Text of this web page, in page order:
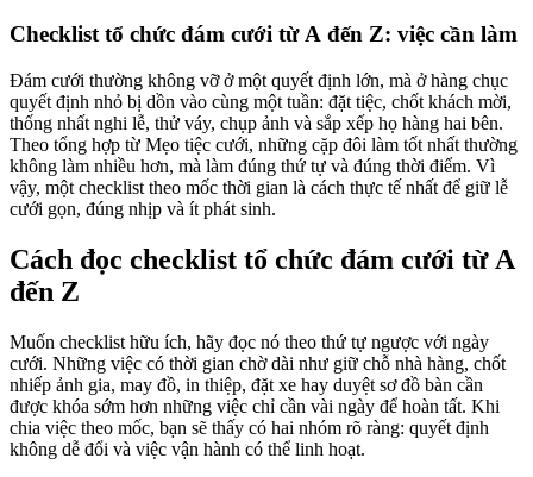
Checklist tổ chức đám cưới từ A đến Z: việc cần làm
Đám cưới thường không vỡ ở một quyết định lớn, mà ở hàng chục
quyết định nhỏ bị dồn vào cùng một tuần: đặt tiệc, chốt khách mời,
thống nhất nghi lễ, thử váy, chụp ảnh và sắp xếp họ hàng hai bên.
Theo tổng hợp từ Mẹo tiệc cưới, những cặp đôi làm tốt nhất thường
không làm nhiều hơn, mà làm đúng thứ tự và đúng thời điểm. Vì
vậy, một checklist theo mốc thời gian là cách thực tế nhất để giữ lễ
cưới gọn, đúng nhịp và ít phát sinh.
Cách đọc checklist tổ chức đám cưới từ A
đến Z
Muốn checklist hữu ích, hãy đọc nó theo thứ tự ngược với ngày
cưới. Những việc có thời gian chờ dài như giữ chỗ nhà hàng, chốt
nhiếp ảnh gia, may đồ, in thiệp, đặt xe hay duyệt sơ đồ bàn cần
được khóa sớm hơn những việc chỉ cần vài ngày để hoàn tất. Khi
chia việc theo mốc, bạn sẽ thấy có hai nhóm rõ ràng: quyết định
không dễ đổi và việc vận hành có thể linh hoạt.